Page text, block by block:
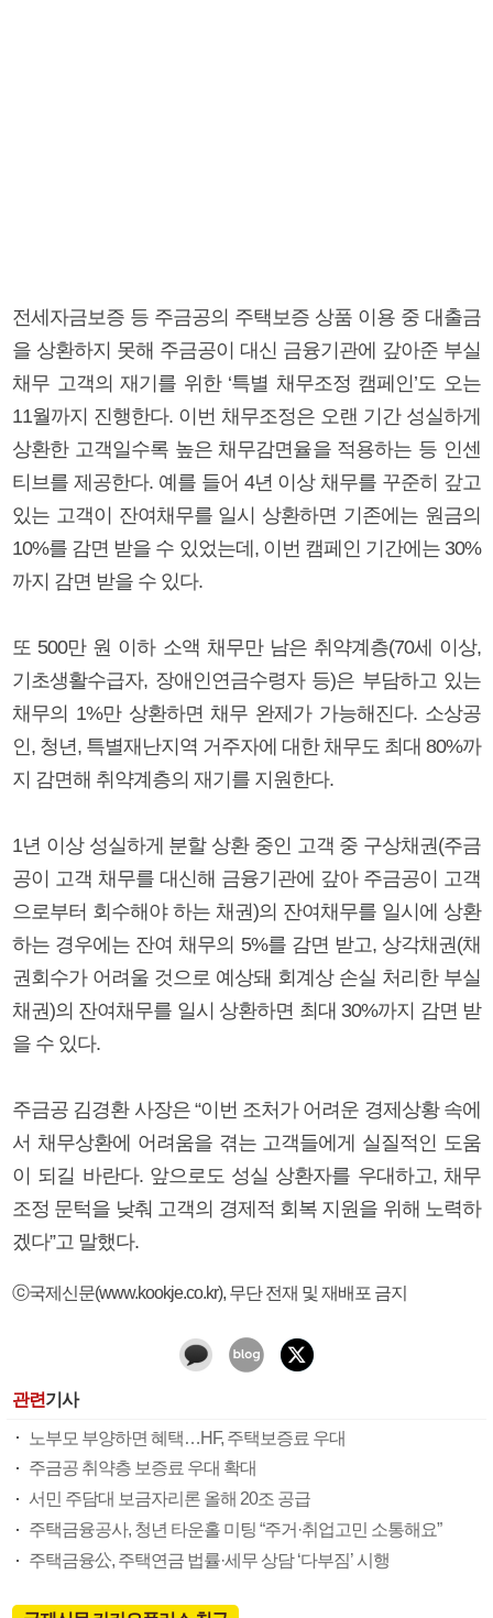
전세자금보증 등 주금공의 주택보증 상품 이용 중 대출금
을 상환하지 못해 주금공이 대신 금융기관에 갚아준 부실
채무 고객의 재기를 위한 ‘특별 채무조정 캠페인’도 오는
11월까지 진행한다. 이번 채무조정은 오랜 기간 성실하게
상환한 고객일수록 높은 채무감면율을 적용하는 등 인센
티브를 제공한다. 예를 들어 4년 이상 채무를 꾸준히 갚고
있는 고객이 잔여채무를 일시 상환하면 기존에는 원금의
10%를 감면 받을 수 있었는데, 이번 캠페인 기간에는 30%
까지 감면 받을 수 있다.
또 500만 원 이하 소액 채무만 남은 취약계층(70세 이상,
기초생활수급자, 장애인연금수령자 등)은 부담하고 있는
채무의 1%만 상환하면 채무 완제가 가능해진다. 소상공
인, 청년, 특별재난지역 거주자에 대한 채무도 최대 80%까
지 감면해 취약계층의 재기를 지원한다.
1년 이상 성실하게 분할 상환 중인 고객 중 구상채권(주금
공이 고객 채무를 대신해 금융기관에 갚아 주금공이 고객
으로부터 회수해야 하는 채권)의 잔여채무를 일시에 상환
하는 경우에는 잔여 채무의 5%를 감면 받고, 상각채권(채
권회수가 어려울 것으로 예상돼 회계상 손실 처리한 부실
채권)의 잔여채무를 일시 상환하면 최대 30%까지 감면 받
을 수 있다.
주금공 김경환 사장은 “이번 조처가 어려운 경제상황 속에
서 채무상환에 어려움을 겪는 고객들에게 실질적인 도움
이 되길 바란다. 앞으로도 성실 상환자를 우대하고, 채무
조정 문턱을 낮춰 고객의 경제적 회복 지원을 위해 노력하
겠다”고 말했다.
ⓒ국제신문(www.kookje.co.kr), 무단 전재 및 재배포 금지
관련기사
노부모 부양하면 혜택…HF, 주택보증료 우대
주금공 취약층 보증료 우대 확대
서민 주담대 보금자리론 올해 20조 공급
주택금융공사, 청년 타운홀 미팅 “주거·취업고민 소통해요”
주택금융公, 주택연금 법률·세무 상담 ‘다부짐’ 시행